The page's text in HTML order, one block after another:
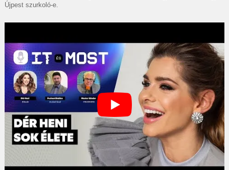
Újpest szurkoló-e.